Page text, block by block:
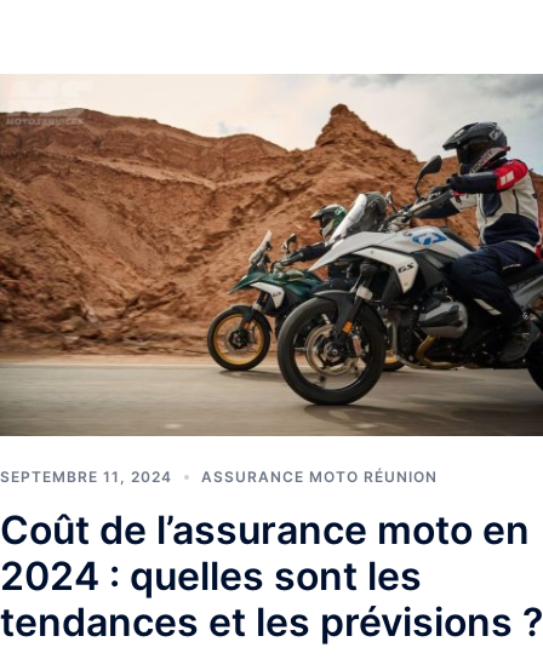
SEPTEMBRE 11, 2024 ASSURANCE MOTO RÉUNION
Coût de l’assurance moto en
2024 : quelles sont les
tendances et les prévisions ?